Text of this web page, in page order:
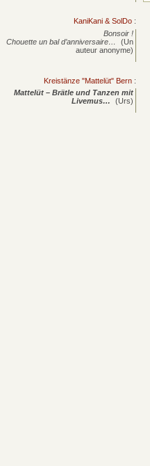
KaniKani & SolDo :
Bonsoir !
Chouette un bal d’anniversaire…
(Un
auteur anonyme)
Kreistänze "Mattelüt" Bern :
Mattelüt – Brätle und Tanzen mit
Livemus…
(Urs)